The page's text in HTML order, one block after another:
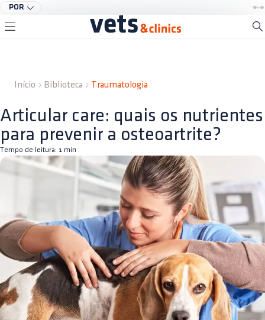
POR
Início Biblioteca Traumatologia
Articular care: quais os nutrientes
para prevenir a osteoartrite?
Tempo de leitura: 1 min